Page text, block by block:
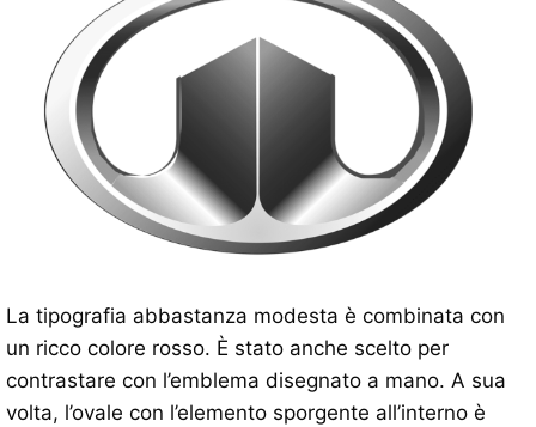
La tipografia abbastanza modesta è combinata con
un ricco colore rosso. È stato anche scelto per
contrastare con l’emblema disegnato a mano. A sua
volta, l’ovale con l’elemento sporgente all’interno è